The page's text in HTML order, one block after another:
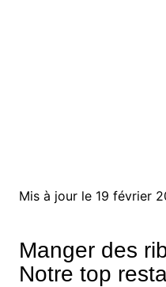
Mis à jour le 19 février
Manger des
Notre top